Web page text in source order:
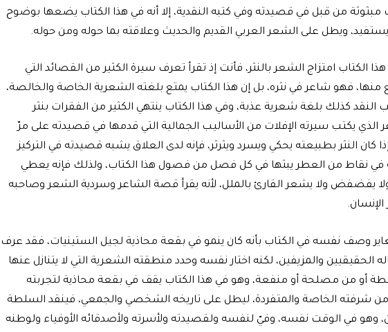
مبثوثة من قبل في قصيدته وفي كتبه النقدية، إلا أنه في هذا الكتاب يضعها بوضوح
ويطل على الشعر العربي القديم والحديث وعلاقته بما حوله ومن حوله.
الكتاب امتزاج الشعر بالنثر، فأنت إذ تقرأ تعرف سيرة الكثير من القصائد التي
منها، فهو شاعر في نثره، بل إن هذا الكتاب يمتع بلغته الشعرية الخاصة والخالصة،
النقد كذلك بلغة شعرية عذبة، وفي هذا الكتاب ينتهي الكثير من الفقرات بنثر
يكتب سيرته الإفلات من الأساليب الجمالية التي قدمها في قصيدته على مرّ
كان النثر بطبيعته يحكي ويسرد ويثرثر، فإنه لدى العلاق يشبه قصيدته في التركيز
في نقاط من العطر يبثها في كل فصل من فصول هذا الكتاب، ولذلك فإنه يعطي
ولا يفضفض ولا يشعر القارئ بالملل، لأنه يقرأ قصة الشاعر وسردية الشعر وصاحبه
وصف نفسه في الكتاب بأنه كان ينمو في بقعة محاذية لجيل الستينيات، فقد عرف
الحقيقيين والمزيفين، لكنه اختار نفسه وحدد منطقته الشعرية التي لا يتنازل عنها
من مصلحة أو منفعة، وهو في هذا الكتاب يقف في بقعة محاذية لتجربته
من شرفته الخاصة والمتفردة، ليطل على تاريخه الشخصي والجمعي، فينقد السلطة
وهو في الوقت نفسه، وفيّ لنفسه ولقصيدته ولأسرته ولأصدقائه الأوفياء ولوطنه